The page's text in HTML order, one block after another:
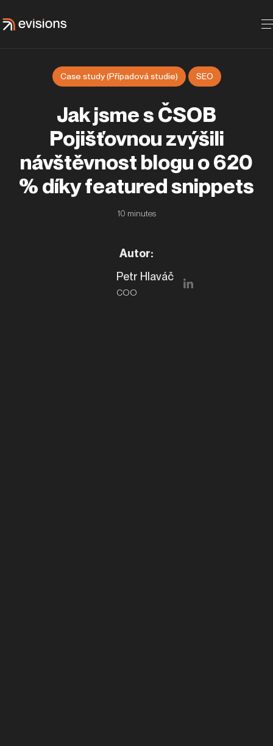
Jak jsme s ČSOB
Pojišťovnou zvýšili
návštěvnost blogu o 620
% díky featured snippets
10 minutes
Autor:
Petr Hlaváč
COO
Case study (Případová studie) SEO